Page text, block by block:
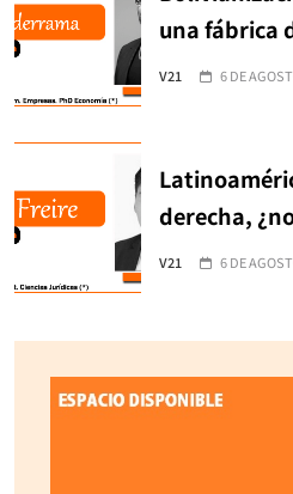
una fábrica
V21 6 DE
derecha,
V21 6 DE